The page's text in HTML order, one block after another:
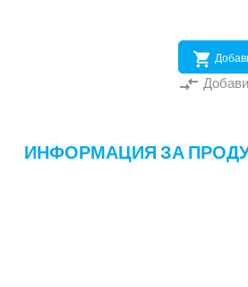

compare_arrows
ИНФОРМАЦИЯ ЗА